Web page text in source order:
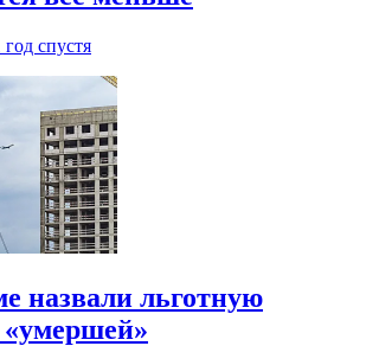
год спустя
назвали льготную
«умершей»